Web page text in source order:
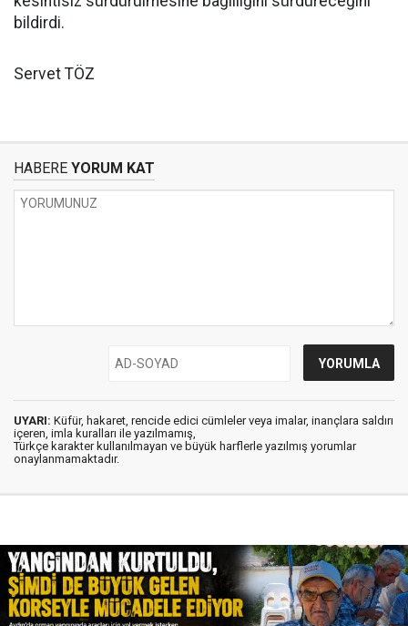
bildirdi.
Servet TÖZ
HABERE YORUM KAT
UYARI: Küfür, hakaret, rencide edici cümleler veya imalar, inançlara saldırı
içeren, imla kuralları ile yazılmamış,
Türkçe karakter kullanılmayan ve büyük harflerle yazılmış yorumlar
onaylanmamaktadır.